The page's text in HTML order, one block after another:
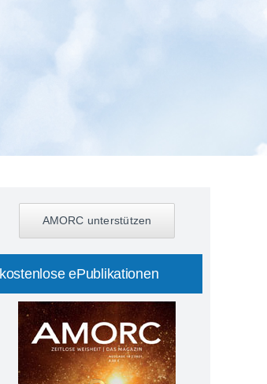
AMORC unterstützen
kostenlose ePublikationen